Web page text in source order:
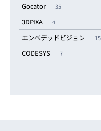
Gocator 35
3DPIXA 4
エンベデッドビジョン 15
CODESYS 7